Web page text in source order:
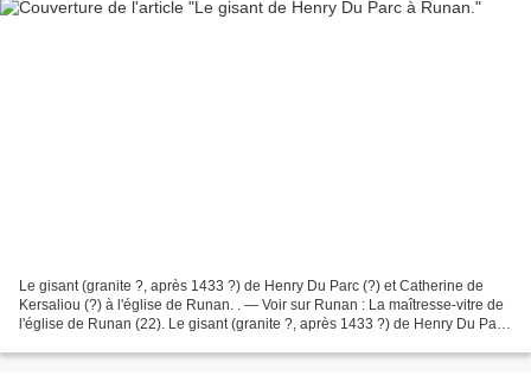
Le gisant (granite ?, après 1433 ?) de Henry Du Parc (?) et Catherine de
Kersaliou (?) à l'église de Runan. . — Voir sur Runan : La maîtresse-vitre de
l'église de Runan (22). Le gisant (granite ?, après 1433 ?) de Henry Du Parc